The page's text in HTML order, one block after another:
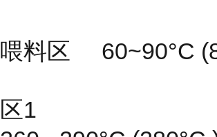
喂料区 60~90°C
区1